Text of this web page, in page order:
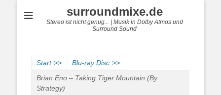
surroundmixe.de
Stereo ist nicht genug... | Musik in Dolby Atmos und
Surround Sound
Start >> Blu-ray Disc >>
Brian Eno – Taking Tiger Mountain (By
Strategy)